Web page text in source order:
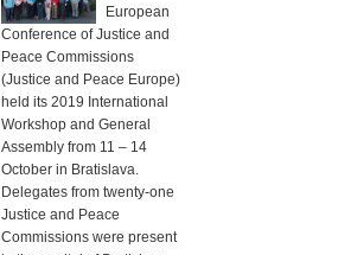
European
Conference of Justice and
Peace Commissions
(Justice and Peace Europe)
held its 2019 International
Workshop and General
Assembly from 11 – 14
October in Bratislava.
Delegates from twenty-one
Justice and Peace
Commissions were present